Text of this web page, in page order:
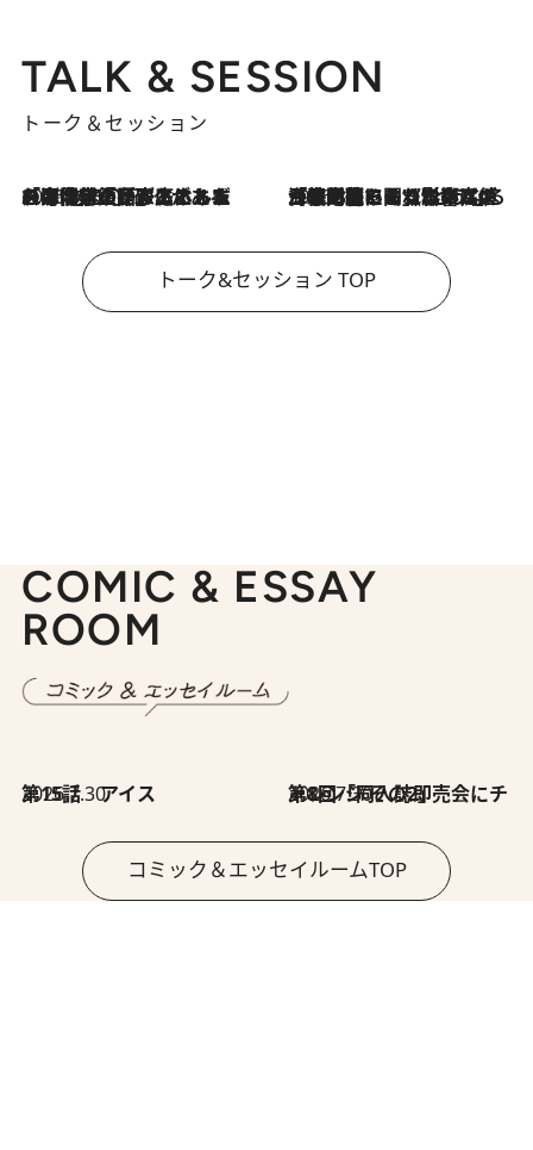
TALK & SESSION
トーク＆セッション
2026.8.3
「今後値上げがあるとすれば…」「リスクがあるのは今年の冬」エネルギー専門家が語る、ホルムズ海峡封鎖が家庭にもたらす“ある心配” 2026.8.3
「住宅建てられない…」「サーチャージ料の高値が続いている」ホルムズ海峡封鎖による影響はいつまで続く？《エネルギー専門家に聞く“どうなる日本の暮らし”》
トーク&セッション TOP
COMIC & ESSAY
ROOM
2026.7.30
第15話 アイス 2026.7.30
第8回「同人誌即売会にチャレンジ その2」
コミック＆エッセイルームTOP